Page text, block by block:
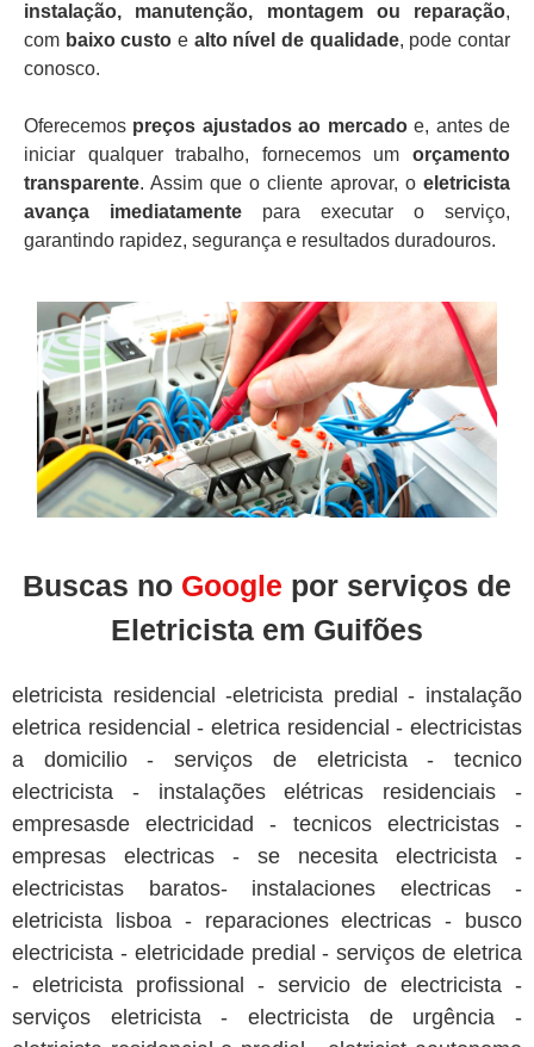
instalação, manutenção, montagem ou reparação,
com baixo custo e alto nível de qualidade, pode contar
conosco.
Oferecemos preços ajustados ao mercadoe, antes de
iniciar qualquer trabalho, fornecemos um orçamento
transparente. Assim que o cliente aprovar, o eletricista
avança imediatamente para executar o serviço,
garantindo rapidez, segurança e resultados duradouros.
Buscas no Google por serviços de
Eletricista em Guifões
eletricista residencial -eletricista predial - instalação
eletrica residencial - eletrica residencial - electricistas
a domicilio - serviços de eletricista - tecnico
electricista - instalações elétricas residenciais -
empresasde electricidad - tecnicos electricistas -
empresas electricas - se necesita electricista -
electricistas baratos- instalaciones electricas -
eletricista lisboa - reparaciones electricas - busco
electricista - eletricidade predial - serviços de eletrica
- eletricista profissional - servicio de electricista -
serviços eletricista - electricista de urgência -